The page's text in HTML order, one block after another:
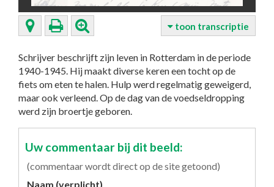
toon transcriptie
Schrijver beschrijft zijn leven in Rotterdam in de periode
1940-1945. Hij maakt diverse keren een tocht op de
fiets om eten te halen. Hulp werd regelmatig geweigerd,
maar ook verleend. Op de dag van de voedseldropping
werd zijn broertje geboren.
Uw commentaar bij dit beeld:
(commentaar wordt direct op de site getoond)
Naam (verplicht)